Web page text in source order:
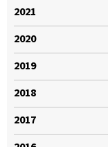
2021
2020
2019
2018
2017